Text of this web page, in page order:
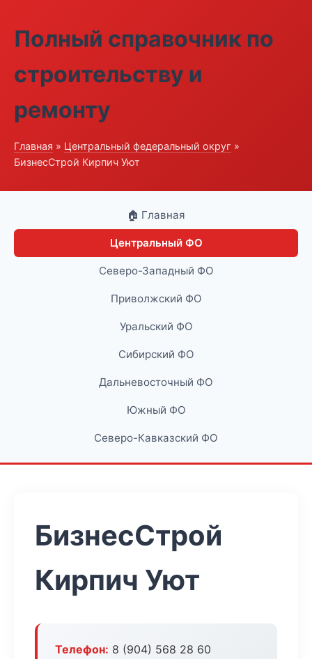
Полный справочник по
строительству и
ремонту
Главная » Центральный федеральный округ »
БизнесСтрой Кирпич Уют
🏠 Главная
Центральный ФО
Северо-Западный ФО
Приволжский ФО
Уральский ФО
Сибирский ФО
Дальневосточный ФО
Южный ФО
Северо-Кавказский ФО
БизнесСтрой
Кирпич Уют
Телефон: 8 (904) 568 28 60